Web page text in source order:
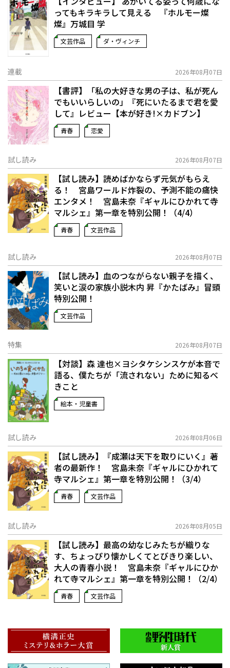
ってもキラキラして見える 『ホルモー燦
燦』万城目 学
文芸作品 ダ・ヴィンチ
連載 2026年08月07日
【書評】「私の大好きな男の子は、私が死ん
でもいいらしいの」――『死にいたるまで君を愛
して』レビュー【本が好き!×カドブン】
青春 恋愛
試し読み 2026年08月07日
【試し読み】読めばかならず元気がもらえ
る！ 宮島ワールド炸裂の、予測不能の痛快
エンタメ！ 宮島未奈『ギャルにひかれて寺
マルシェ』第一章を特別公開！（4/4）
青春 文芸作品
試し読み 2026年08月07日
【試し読み】血のつながらない親子を描く、
笑いと涙の家族小説――木内 昇『かたばみ』冒頭
特別公開！
文芸作品
特集 2026年08月07日
【対談】森 達也×ヨシタケシンスケが本音で
語る、僕たちが「流されない」ために知るべ
きこと
絵本・児童書
試し読み 2026年08月06日
【試し読み】『成瀬は天下を取りにいく』著
者の最新作！ 宮島未奈『ギャルにひかれて
寺マルシェ』第一章を特別公開！（3/4）
青春 文芸作品
試し読み 2026年08月05日
【試し読み】最高の幼なじみたちが織りな
す、ちょっぴり懐かしくてとびきり楽しい、
大人の青春小説！ 宮島未奈『ギャルにひか
れて寺マルシェ』第一章を特別公開！（2/4）
青春 文芸作品